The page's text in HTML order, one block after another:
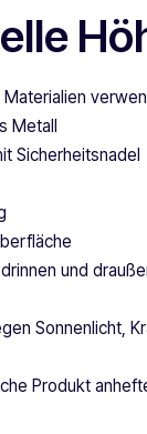
Metall
Sicherheitsnadel
und
Sonnenlicht,
Produkt